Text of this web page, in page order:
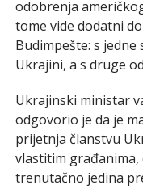
odobrenja
tome vide dodatni
Budimpešte: s
Ukrajini, a s druge
Ukrajinski ministar
odgovorio je da je
prijetnja članstvu
vlastitim građanima,
trenutačno jedina